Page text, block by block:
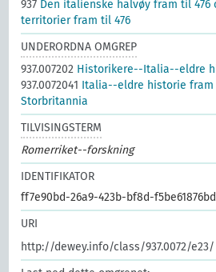
937 Den italienske halvøy fram til 476
territorier fram til 476
UNDERORDNA OMGREP
937.007202 Historikere--Italia--eldre
937.0072041 Italia--eldre historie
Storbritannia
TILVISINGSTERM
Romerriket--forskning
IDENTIFIKATOR
ff7e90bd-26a9-423b-bf8d-
URI
http://dewey.info/class/937.0072/e23/